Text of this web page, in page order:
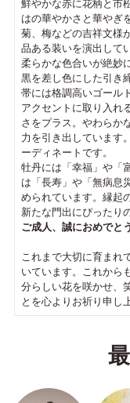
鮮やかな赤に花柄と市
はの華やかさと華やぎ
菊、梅などの吉祥文様
品ある装いを演出して
柔らかな色合いが絶妙
黒を差し色にした引き
帯には格調高いゴール
アクセントに取り入れ
さをプラス。やわらか
力を引き出しています
ーディネートです。
牡丹には「幸福」や「
は「長寿」や「無病息
められています。縁起
新たな門出にぴったり
ご成人、誠におめでと
これまで大切に育まれ
いています。これから
分らしい花を咲かせ、
とを心よりお祈り申し